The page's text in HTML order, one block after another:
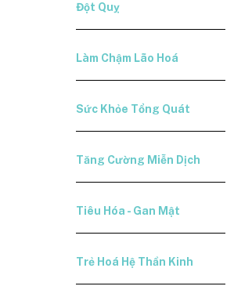
Đột Quỵ
Làm Chậm Lão Hoá
Sức Khỏe Tổng Quát
Tăng Cường Miễn Dịch
Tiêu Hóa - Gan Mật
Trẻ Hoá Hệ Thần Kinh